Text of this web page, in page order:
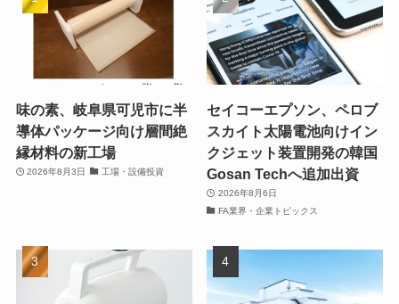
味の素、岐阜県可児市に半
導体パッケージ向け層間絶
縁材料の新工場
2026年8月3日 工場・設備投資
セイコーエプソン、ペロブ
スカイト太陽電池向けイン
クジェット装置開発の韓国
Gosan Techへ追加出資
2026年8月6日
FA業界・企業トピックス